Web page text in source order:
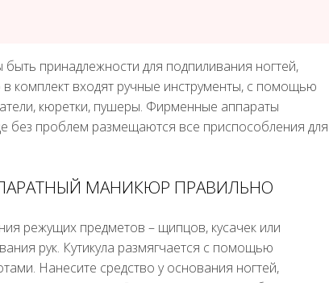
принадлежности для подпиливания ногтей,
комплект входят ручные инструменты, с помощью
кюретки, пушеры. Фирменные аппараты
без проблем размещаются все приспособления для
МАНИКЮР ПРАВИЛЬНО
режущих предметов – щипцов, кусачек или
рук. Кутикула размягчается с помощью
Нанесите средство у основания ногтей,